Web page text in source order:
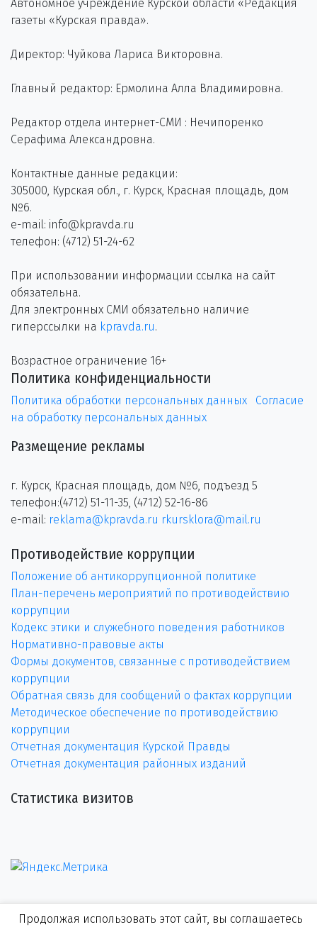
Автономное учреждение Курской области «Редакция
газеты «Курская правда».
Директор: Чуйкова Лариса Викторовна.
Главный редактор: Ермолина Алла Владимировна.
Редактор отдела интернет-СМИ : Нечипоренко
Серафима Александровна.
Контактные данные редакции:
305000, Курская обл., г. Курск, Красная площадь, дом
№6.
e-mail: info@kpravda.ru
телефон: (4712) 51-24-62
При использовании информации ссылка на сайт
обязательна.
Для электронных СМИ обязательно наличие
гиперссылки на kpravda.ru.
Возрастное ограничение 16+
Политика конфиденциальности
Политика обработки персональных данных
Согласие
на обработку персональных данных
Размещение рекламы
г. Курск, Красная площадь, дом №6, подъезд 5
телефон:(4712) 51-11-35, (4712) 52-16-86
e-mail: reklama@kpravda.ru rkursklora@mail.ru
Противодействие коррупции
Положение об антикоррупционной политике
План-перечень мероприятий по противодействию
коррупции
Кодекс этики и служебного поведения работников
Нормативно-правовые акты
Формы документов, связанные с противодействием
коррупции
Обратная связь для сообщений о фактах коррупции
Методическое обеспечение по противодействию
коррупции
Отчетная документация Курской Правды
Отчетная документация районных изданий
Статистика визитов
Продолжая использовать этот сайт, вы соглашаетесь